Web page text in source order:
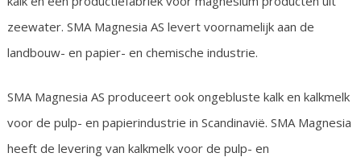
zeewater. SMA Magnesia AS levert voornamelijk aan de
landbouw- en papier- en chemische industrie.
SMA Magnesia AS produceert ook ongebluste kalk en kalkmelk
voor de pulp- en papierindustrie in Scandinavië. SMA Magnesia
heeft de levering van kalkmelk voor de pulp- en